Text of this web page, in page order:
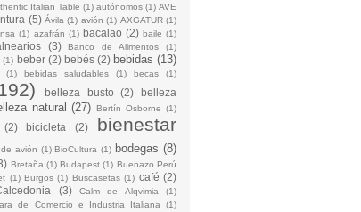
Italian Table (1) autónomos (1) AVE
(5) Ávila (1) avión (1) AXGATUR (1)
(1) azafrán (1) bacalao (2) baile (1)
(3) Banco de Alimentos
(1)
(1) beber (2) bebés (2) bebidas (13)
(1) bebidas saludables (1) becas (1)
belleza busto (2)
belleza
natural (27) Bertín Osborne (1)
(2) bicicleta (2)
bienestar
avión (1) BioCultura (1) bodegas (8)
Bretaña (1) Budapest (1) Buenazo Perú
(1) Burgos (1) Buscasetas (1) café (2)
(3) Calm de Alqvimia (1)
de Comercio e Industria Italiana (1)